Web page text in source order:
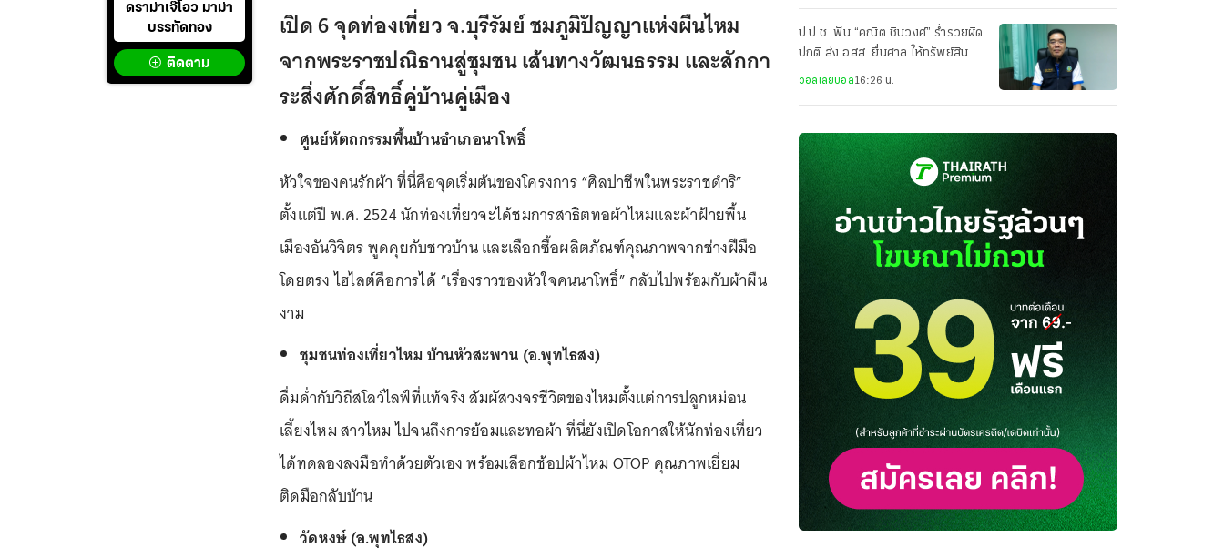
ดราม่าเจ๊โอว มาม่า
บรรทัดทอง
ติดตาม
เปิด 6 จุดท่องเที่ยว จ.บุรีรัมย์ ชมภูมิปัญญาแห่งผืนไหม
จากพระราชปณิธานสู่ชุมชน เส้นทางวัฒนธรรม และสักกา
ระสิ่งศักดิ์สิทธิ์คู่บ้านคู่เมือง
ศูนย์หัตถกรรมพื้นบ้านอำเภอนาโพธิ์
หัวใจของคนรักผ้า ที่นี่คือจุดเริ่มต้นของโครงการ “ศิลปาชีพในพระราชดำริ”
ตั้งแต่ปี พ.ศ. 2524 นักท่องเที่ยวจะได้ชมการสาธิตทอผ้าไหมและผ้าฝ้ายพื้น
เมืองอันวิจิตร พูดคุยกับชาวบ้าน และเลือกซื้อผลิตภัณฑ์คุณภาพจากช่างฝีมือ
โดยตรง ไฮไลต์คือการได้ “เรื่องราวของหัวใจคนนาโพธิ์” กลับไปพร้อมกับผ้าผืน
งาม
ชุมชนท่องเที่ยวไหม บ้านหัวสะพาน (อ.พุทไธสง)
ดื่มด่ำกับวิถีสโลว์ไลฟ์ที่แท้จริง สัมผัสวงจรชีวิตของไหมตั้งแต่การปลูกหม่อน
เลี้ยงไหม สาวไหม ไปจนถึงการย้อมและทอผ้า ที่นี่ยังเปิดโอกาสให้นักท่องเที่ยว
ได้ทดลองลงมือทำด้วยตัวเอง พร้อมเลือกช้อปผ้าไหม OTOP คุณภาพเยี่ยม
ติดมือกลับบ้าน
วัดหงษ์ (อ.พุทไธสง)
ป.ป.ช. ฟัน “คณิต ชินวงศ์” ร่ำรวยผิด
ปกติ ส่ง อสส. ยื่นศาล ให้ทรัพย์สินตก
เป็นของแผ่นดิน
วอลเลย์บอล16:26 น.